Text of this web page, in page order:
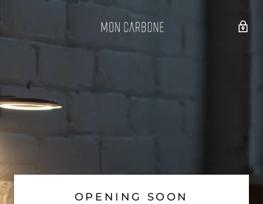
OPENING SOON